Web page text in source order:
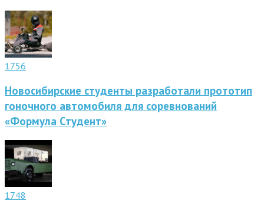
1756
Новосибирские студенты разработали прототип
гоночного автомобиля для соревнований
«Формула Студент»
1748